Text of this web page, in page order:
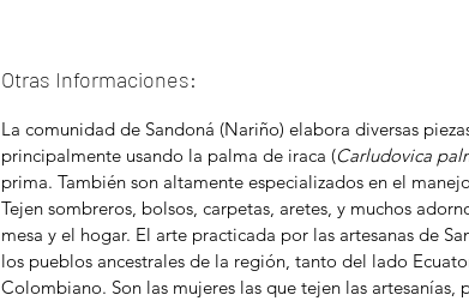
Otras Informaciones:
La comunidad de Sandoná (Nariño) elabora diversas
principalmente usando la palma de iraca (Carludovica
prima. También son altamente especializados en el
Tejen sombreros, bolsos, carpetas, aretes, y muchos
mesa y el hogar. El arte practicada por las artesanas de
los pueblos ancestrales de la región, tanto del lado
Colombiano. Son las mujeres las que tejen las artesanías,